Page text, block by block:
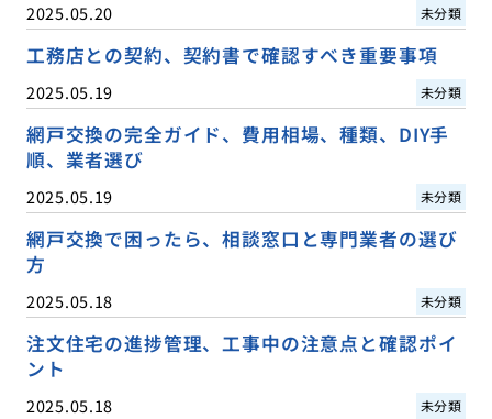
2025.05.20 未分類
工務店との契約、契約書で確認すべき重要事項
2025.05.19 未分類
網戸交換の完全ガイド、費用相場、種類、DIY手
順、業者選び
2025.05.19 未分類
網戸交換で困ったら、相談窓口と専門業者の選び
方
2025.05.18 未分類
注文住宅の進捗管理、工事中の注意点と確認ポイ
ント
2025.05.18 未分類